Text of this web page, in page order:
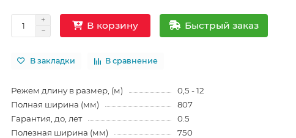
В корзину Быстрый заказ
В закладки В сравнение
Режем длину в размер, (м)
0,5 - 12
Полная ширина (мм)
807
Гарантия, до, лет
0.5
Полезная ширина (мм)
750